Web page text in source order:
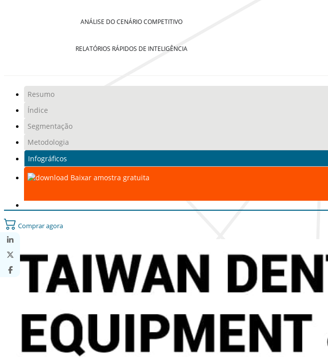
ANÁLISE DO CENÁRIO COMPETITIVO
RELATÓRIOS RÁPIDOS DE INTELIGÊNCIA
Resumo
Índice
Segmentação
Metodologia
Infográficos
Baixar amostra gratuita
Comprar agora